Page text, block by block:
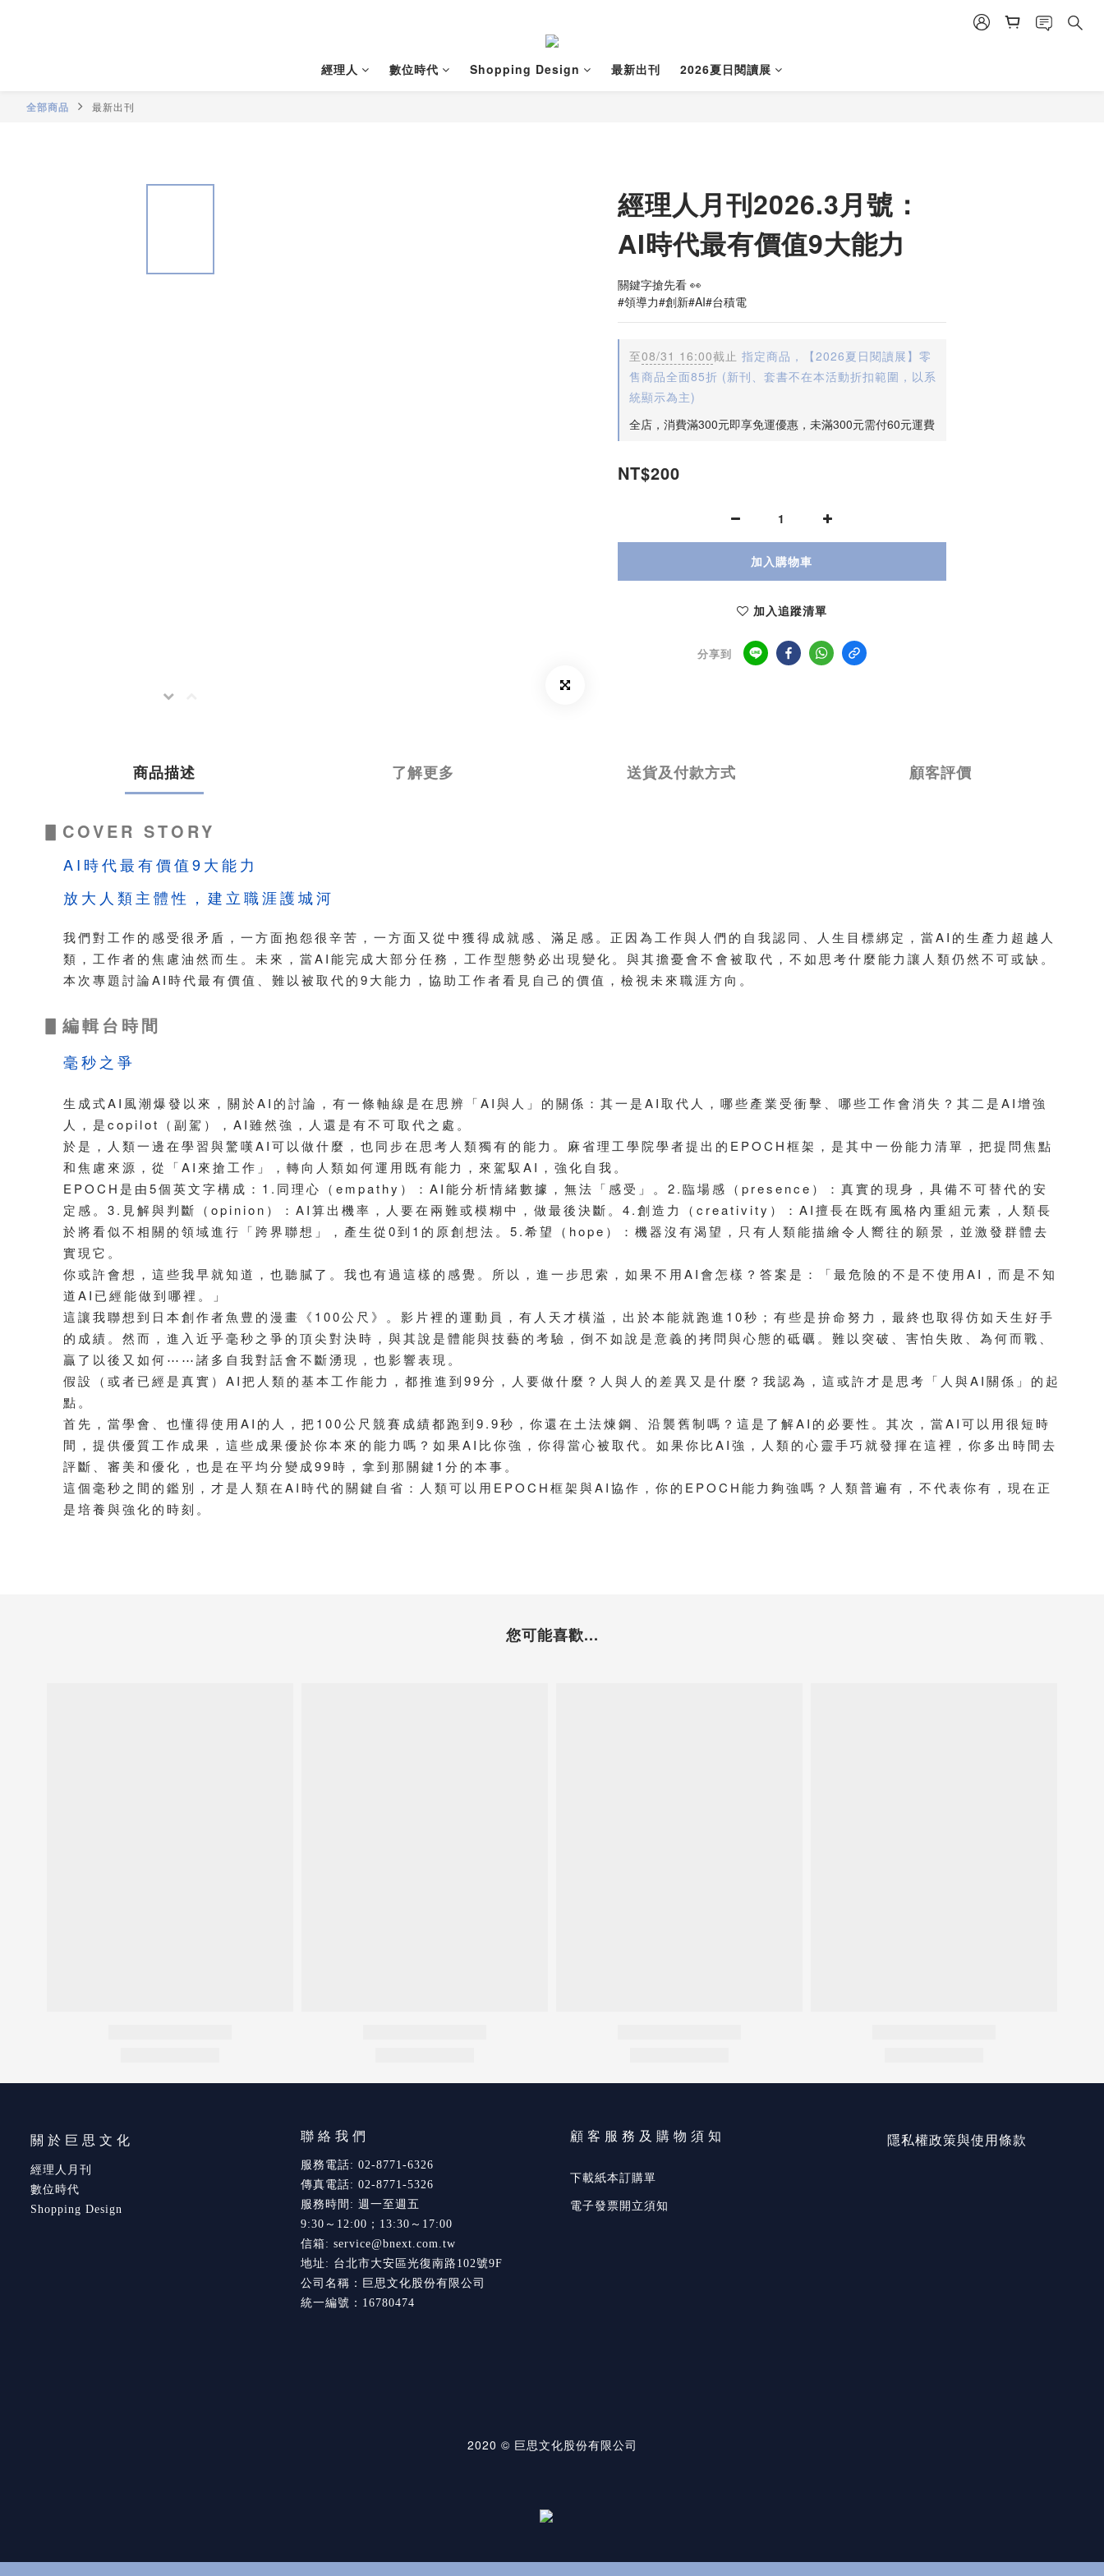
經理人 數位時代 Shopping Design 最新出刊 2026夏日閱讀展
全部商品 最新出刊
經理人月刊2026.3月號：
AI時代最有價值9大能力
關鍵字搶先看 👀
#領導力#創新#AI#台積電
至08/31 16:00截止 指定商品，【2026夏日閱讀展】零
售商品全面85折 (新刊、套書不在本活動折扣範圍，以系
統顯示為主)
全店，消費滿300元即享免運優惠，未滿300元需付60元運費
NT$200
加入購物車
加入追蹤清單
分享到
商品描述 了解更多 送貨及付款方式 顧客評價
▋COVER STORY
AI時代最有價值9大能力
放大人類主體性，建立職涯護城河
我們對工作的感受很矛盾，一方面抱怨很辛苦，一方面又從中獲得成就感、滿足感。正因為工作與人們的自我認同、人生目標綁定，當AI的生產力超越人
類，工作者的焦慮油然而生。未來，當AI能完成大部分任務，工作型態勢必出現變化。與其擔憂會不會被取代，不如思考什麼能力讓人類仍然不可或缺。
本次專題討論AI時代最有價值、難以被取代的9大能力，協助工作者看見自己的價值，檢視未來職涯方向。
▋編輯台時間
毫秒之爭
生成式AI風潮爆發以來，關於AI的討論，有一條軸線是在思辨「AI與人」的關係：其一是AI取代人，哪些產業受衝擊、哪些工作會消失？其二是AI增強
人，是copilot（副駕），AI雖然強，人還是有不可取代之處。
於是，人類一邊在學習與驚嘆AI可以做什麼，也同步在思考人類獨有的能力。麻省理工學院學者提出的EPOCH框架，是其中一份能力清單，把提問焦點
和焦慮來源，從「AI來搶工作」，轉向人類如何運用既有能力，來駕馭AI，強化自我。
EPOCH是由5個英文字構成：1.同理心（empathy）：AI能分析情緒數據，無法「感受」。2.臨場感（presence）：真實的現身，具備不可替代的安
定感。3.見解與判斷（opinion）：AI算出機率，人要在兩難或模糊中，做最後決斷。4.創造力（creativity）：AI擅長在既有風格內重組元素，人類長
於將看似不相關的領域進行「跨界聯想」，產生從0到1的原創想法。5.希望（hope）：機器沒有渴望，只有人類能描繪令人嚮往的願景，並激發群體去
實現它。
你或許會想，這些我早就知道，也聽膩了。我也有過這樣的感覺。所以，進一步思索，如果不用AI會怎樣？答案是：「最危險的不是不使用AI，而是不知
道AI已經能做到哪裡。」
這讓我聯想到日本創作者魚豊的漫畫《100公尺》。影片裡的運動員，有人天才橫溢，出於本能就跑進10秒；有些是拚命努力，最終也取得仿如天生好手
的成績。然而，進入近乎毫秒之爭的頂尖對決時，與其說是體能與技藝的考驗，倒不如說是意義的拷問與心態的砥礪。難以突破、害怕失敗、為何而戰、
贏了以後又如何⋯⋯諸多自我對話會不斷湧現，也影響表現。
假設（或者已經是真實）AI把人類的基本工作能力，都推進到99分，人要做什麼？人與人的差異又是什麼？我認為，這或許才是思考「人與AI關係」的起
點。
首先，當學會、也懂得使用AI的人，把100公尺競賽成績都跑到9.9秒，你還在土法煉鋼、沿襲舊制嗎？這是了解AI的必要性。其次，當AI可以用很短時
間，提供優質工作成果，這些成果優於你本來的能力嗎？如果AI比你強，你得當心被取代。如果你比AI強，人類的心靈手巧就發揮在這裡，你多出時間去
評斷、審美和優化，也是在平均分變成99時，拿到那關鍵1分的本事。
這個毫秒之間的鑑別，才是人類在AI時代的關鍵自省：人類可以用EPOCH框架與AI協作，你的EPOCH能力夠強嗎？人類普遍有，不代表你有，現在正
是培養與強化的時刻。
您可能喜歡...
關於巨思文化
經理人月刊
數位時代
Shopping Design
聯絡我們
服務電話: 02-8771-6326
傳真電話: 02-8771-5326
服務時間: 週一至週五
9:30～12:00；13:30～17:00
信箱: service@bnext.com.tw
地址: 台北市大安區光復南路102號9F
公司名稱：巨思文化股份有限公司
統一編號：16780474
顧客服務及購物須知
下載紙本訂購單
電子發票開立須知
隱私權政策與使用條款
2020 © 巨思文化股份有限公司